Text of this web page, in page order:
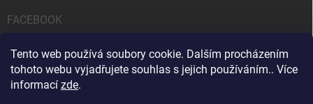
Tento web používá soubory cookie. Dalším procházením
tohoto webu vyjadřujete souhlas s jejich používáním.. Více
informací zde.
FACEBOOK